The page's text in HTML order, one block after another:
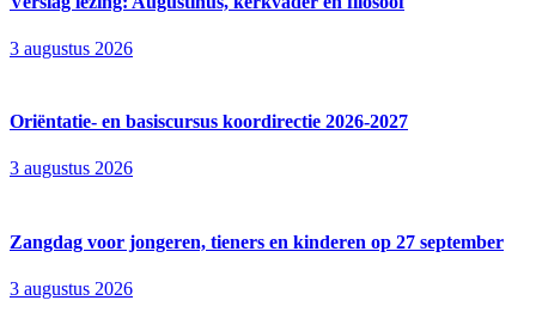
3 augustus 2026
Oriëntatie- en basiscursus koordirectie 2026-2027
3 augustus 2026
Zangdag voor jongeren, tieners en kinderen op 27 september
3 augustus 2026